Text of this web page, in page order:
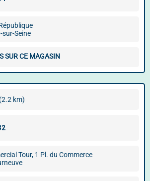
sur-Seine
SUR CE MAGASIN
(2.2 km)
Tour, 1 Pl. du Commerce